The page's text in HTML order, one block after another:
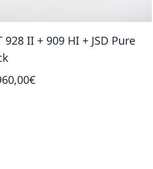
928 II + 909 HI + JSD Pure